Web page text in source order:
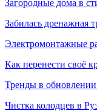
Загородные дома в
Забилась дренажная
Электромонтажные
Как перенести своё
Тренды в
Чистка колодцев в